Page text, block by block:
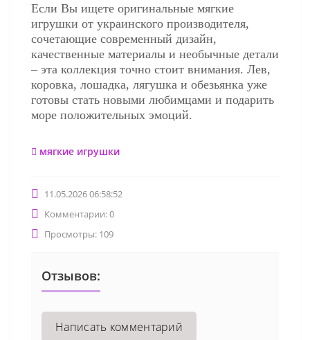
Если Вы ищете оригинальные мягкие
игрушки от украинского производителя,
сочетающие современный дизайн,
качественные материалы и необычные детали
– эта коллекция точно стоит внимания. Лев,
коровка, лошадка, лягушка и обезьянка уже
готовы стать новыми любимцами и подарить
море положительных эмоций.
мягкие игрушки
11.05.2026 06:58:52
Комментарии: 0
Просмотры: 109
Отзывов:
Написать комментарий